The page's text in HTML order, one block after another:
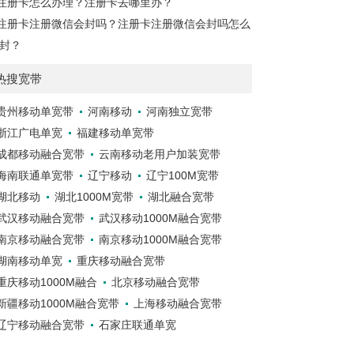
册卡注册微信会封吗？注册卡注册微信会封吗怎么
？
搜宽带
州移动单宽带 河南移动
河南独立宽带
江广电单宽
福建移动单宽带
都移动融合宽带
云南移动老用户加装宽带
南联通单宽带
辽宁移动
辽宁100M宽带
北移动
湖北1000M宽带
湖北融合宽带
汉移动融合宽带
武汉移动1000M融合宽带
京移动融合宽带
南京移动1000M融合宽带
南移动单宽
重庆移动融合宽带
庆移动1000M融合
北京移动融合宽带
疆移动1000M融合宽带
上海移动融合宽带
宁移动融合宽带
石家庄联通单宽